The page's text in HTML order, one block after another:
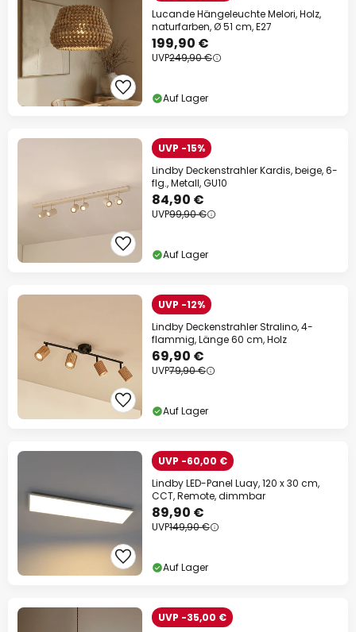
Lucande Hängeleuchte Melori, Holz,
naturfarben, Ø 51 cm, E27
199,90 €
UVP249,90 €
Auf Lager
UVP -15%
Lindby Deckenstrahler Kardis, beige, 6-
flg., Metall, GU10
84,90 €
UVP99,90 €
Auf Lager
UVP -12%
Lindby Deckenstrahler Stralino, 4-
flammig, Länge 60 cm, Holz
69,90 €
UVP79,90 €
Auf Lager
UVP -60,00 €
Lindby LED-Panel Luay, 120 x 30 cm,
CCT, Remote, dimmbar
89,90 €
UVP149,90 €
Auf Lager
UVP -35,00 €